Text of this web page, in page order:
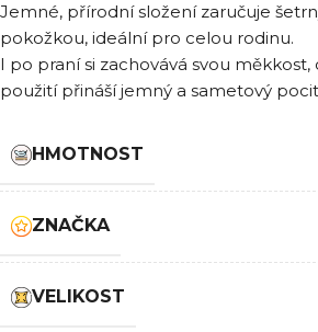
Jemné, přírodní složení zaručuje
pokožkou, ideální pro celou rodinu.
I po praní si zachovává svou
použití přináší jemný a sametový
HMOTNOST
ZNAČKA
VELIKOST